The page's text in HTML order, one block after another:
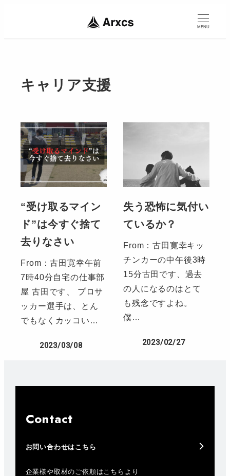
MENU
キャリア支援
“受け取るマイン
ド”は今すぐ捨て
去りなさい
From：古田寛幸午前
7時40分自宅の仕事部
屋 古田です、 プロサ
ッカー選手は、とん
でもなくカッコい…
2023/03/08
失う恐怖に気付い
ているか？
From：古田寛幸キッ
チンカーの中午後3時
15分古田です、過去
の人になるのはとて
も残念ですよね。
僕…
2023/02/27
Contact
お問い合わせはこちら
企業様や取材のご依頼はこちらより